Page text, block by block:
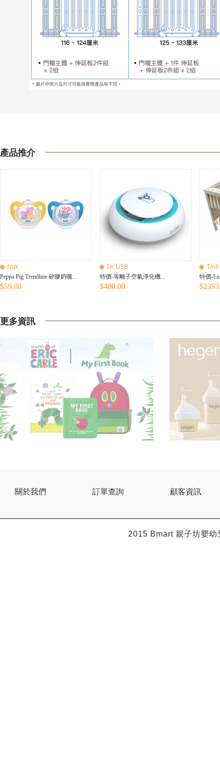
產品推介
Nuk
Peppa Pig Trendline 矽膠奶嘴...
$59.00
Dr. USB
特價-等離子空氣淨化機...
$480.00
Troll
特價-
更多資訊
關於我們 訂單查詢 顧客資訊
2015 Bmart親子坊嬰幼